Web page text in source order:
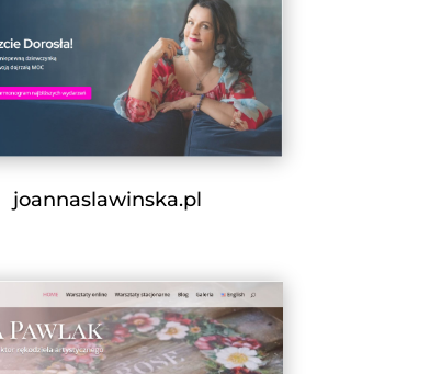
joannaslawinska.pl